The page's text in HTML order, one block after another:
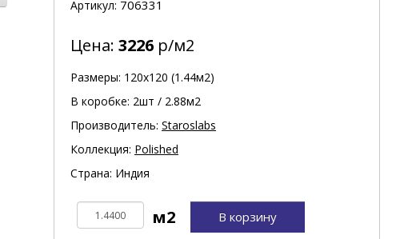
Артикул: 706331
Цена: 3226 р/м2
Размеры: 120х120 (1.44м2)
В коробке: 2шт / 2.88м2
Производитель: Staroslabs
Коллекция: Polished
Страна: Индия
В корзину